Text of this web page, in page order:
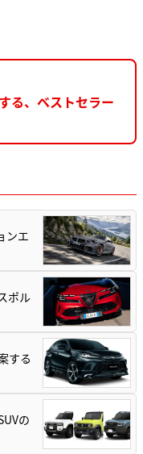
る、ベストセラー
ンエ
ポル
する
の